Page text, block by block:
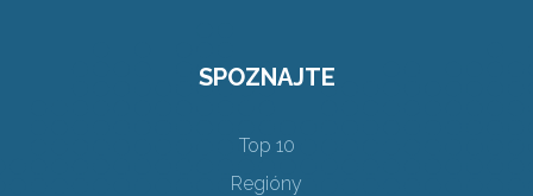
SPOZNAJTE
Top 10
Regióny